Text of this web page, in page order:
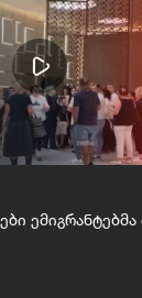
ემიგრანტებმა